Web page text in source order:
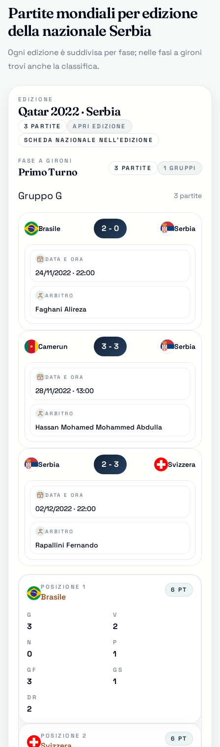
Partite mondiali per edizione
della nazionale Serbia
Ogni edizione è suddivisa per fase; nelle fasi a gironi
trovi anche la classifica.
EDIZIONE
Qatar 2022 · Serbia
3 PARTITE
APRI EDIZIONE
SCHEDA NAZIONALE NELL'EDIZIONE
FASE A GIRONI
Primo Turno 3 PARTITE 1 GRUPPI
Gruppo G 3 partite
Brasile 2 - 0 Serbia
DATA E ORA
24/11/2022 · 22:00
ARBITRO
Faghani Alireza
Camerun 3 - 3 Serbia
DATA E ORA
28/11/2022 · 13:00
ARBITRO
Hassan Mohamed Mohammed Abdulla
Serbia 2 - 3 Svizzera
DATA E ORA
02/12/2022 · 22:00
ARBITRO
Rapallini Fernando
POSIZIONE 1
Brasile
6 PT
G
3
V
2
N
0
P
1
GF
3
GS
1
DR
2
POSIZIONE 2 6 PT